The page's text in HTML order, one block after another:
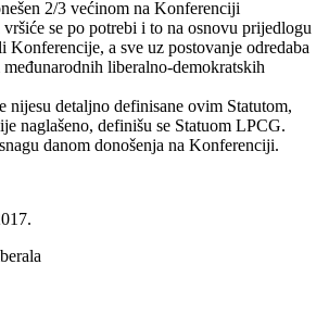
2/3 većinom na Konferenciji
vršiće se po potrebi i to na osnovu prijedlogu
Konferencije, a sve uz postovanje odredaba
liberalno-demokratskih
nijesu detaljno definisane ovim Statutom,
naglašeno, definišu se Statuom LPCG.
danom donošenja na Konferenciji.
30. IX 2017.